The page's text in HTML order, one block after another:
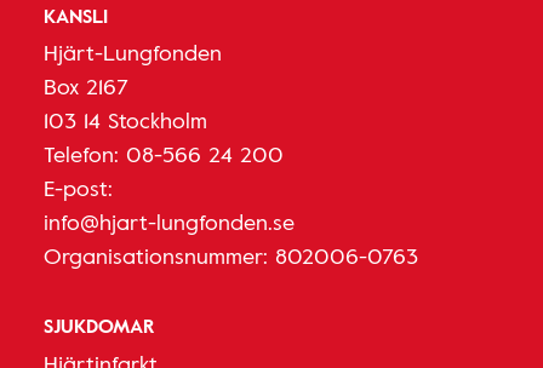
KANSLI
Hjärt-Lungfonden
Box 2167
103 14 Stockholm
Telefon: 08-566 24 200
E-post:
info@hjart-lungfonden.se
Organisationsnummer: 802006-0763
SJUKDOMAR